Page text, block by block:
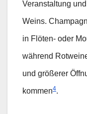
Veranstaltung
Weins.
in Flöten- oder
während
und größerer
kommen4.